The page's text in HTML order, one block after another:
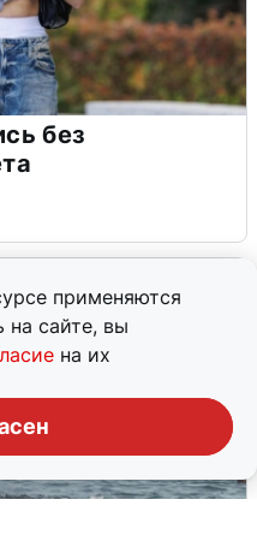
применяются
на сайте, вы
на их
без